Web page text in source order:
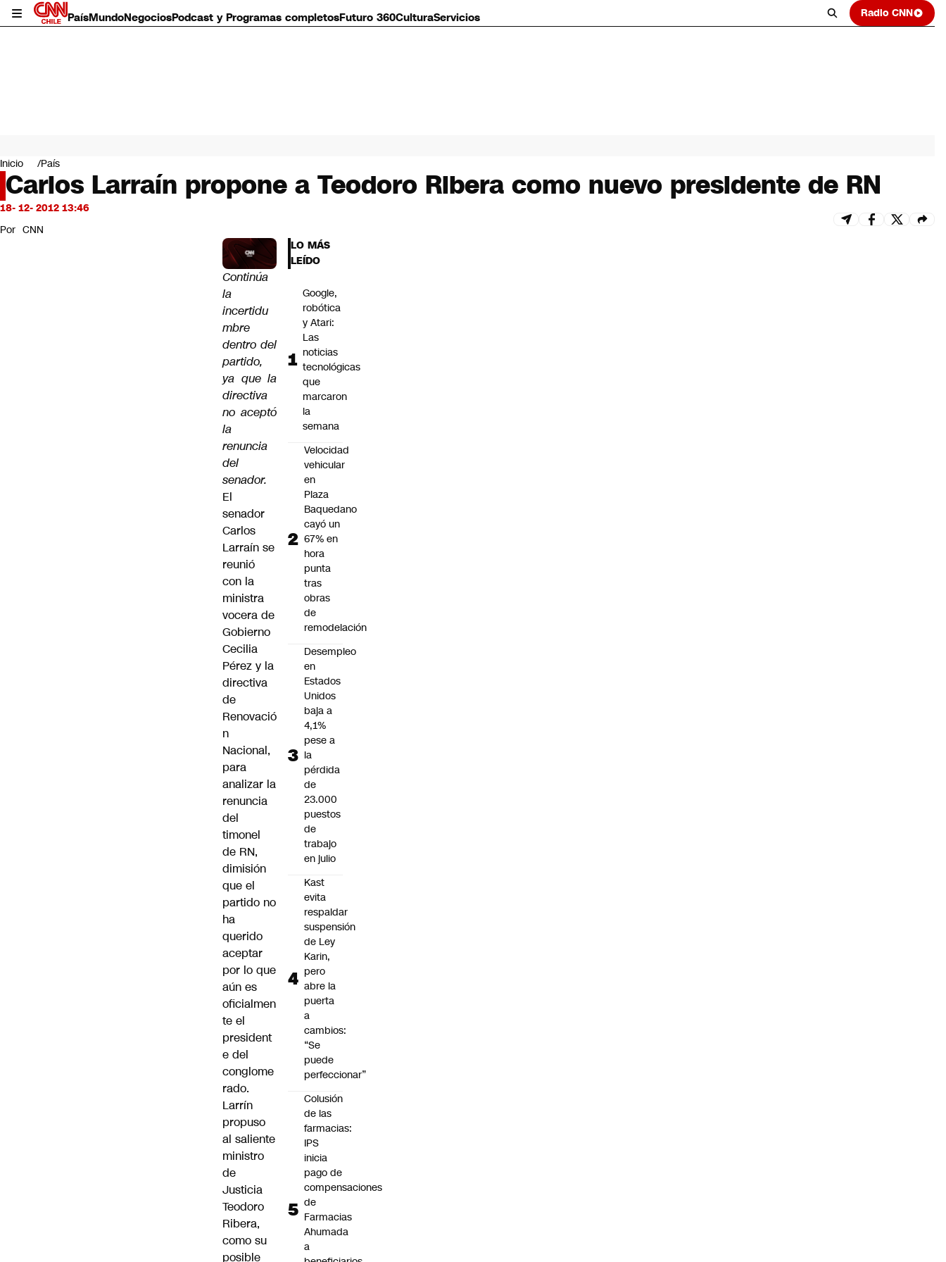
PaísMundoNegociosPodcast y Programas completosFuturo 360CulturaServicios Radio CNN
Mundo
Negocios
Deportes
Programas completos
Servicios
Inicio País
Carlos Larraín propone a Teodoro Ribera como nuevo presidente de RN
18- 12- 2012 13:46
Por CNN
Continúa
la
incertidu
mbre
dentro del
partido,
ya que la
directiva
no aceptó
la
renuncia
del
senador.
El
senador
Carlos
Larraín se
reunió
con la
ministra
vocera de
Gobierno
Cecilia
Pérez y la
directiva
de
Renovació
n
Nacional,
para
analizar la
renuncia
del
timonel
de RN,
dimisión
que el
partido no
ha
querido
aceptar
por lo que
aún es
oficialmen
te el
president
e del
conglome
rado.
Larrín
propuso
al saliente
ministro
de
Justicia
Teodoro
Ribera,
como su
posible
LO MÁS
LEÍDO
Google,
robótica
y Atari:
Las
noticias
tecnológicas
que
marcaron
la
semana
Velocidad
vehicular
en
Plaza
Baquedano
cayó un
67% en
hora
punta
tras
obras
de
remodelación
Desempleo
en
Estados
Unidos
baja a
4,1%
pese a
la
pérdida
de
23.000
puestos
de
trabajo
en julio
Kast
evita
respaldar
suspensión
de Ley
Karin,
pero
abre la
puerta
a
cambios:
“Se
puede
perfeccionar”
Colusión
de las
farmacias:
IPS
inicia
pago de
compensaciones
de
Farmacias
Ahumada
a